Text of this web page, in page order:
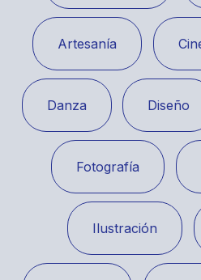
Artesanía
Danza Diseño
Fotografía
Ilustración